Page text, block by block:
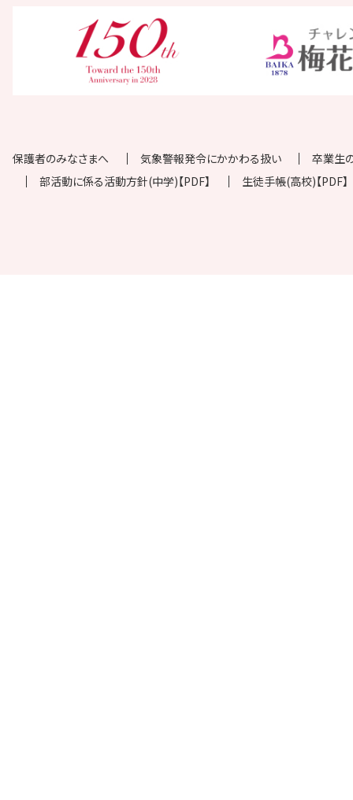
保護者のみなさまへ 気象警報発令にかかわる扱い
卒業生
部活動に係る活動方針(中学)【PDF】
生徒手帳(高校)【PDF】